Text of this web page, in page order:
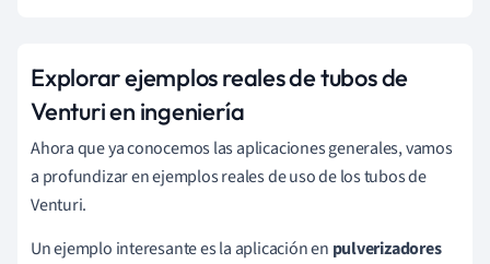
Explorar ejemplos reales de tubos de
Venturi en ingeniería
Ahora que ya conocemos las aplicaciones generales, vamos
a profundizar en ejemplos reales de uso de los tubos de
Venturi.
Un ejemplo interesante es la aplicación en pulverizadores